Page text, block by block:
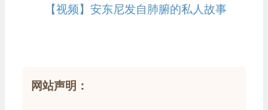
【视频】安东尼发自肺腑的私人故事
网站声明：